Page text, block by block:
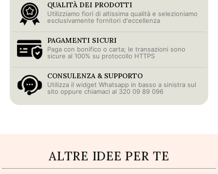
QUALITÀ DEI PRODOTTI
Utilizziamo fiori di altissima qualità e selezioniamo
esclusivamente fornitori d'eccellenza
PAGAMENTI SICURI
Paga con bonifico o carta; le transazioni sono
sicure al 100% su protocollo HTTPS
CONSULENZA & SUPPORTO
Utilizza il widget Whatsapp in basso a sinistra sul
sito oppure chiamaci al 320 09 89 096
ALTRE IDEE PER TE